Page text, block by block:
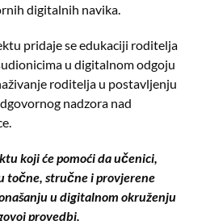
digitalnih navika.
pridaje se edukaciji roditelja
u digitalnom odgoju
roditelja u postavljenju
nadzora nad
koji će pomoći da učenici,
točne, stručne i provjerene
u digitalnom okruženju
provedbi.